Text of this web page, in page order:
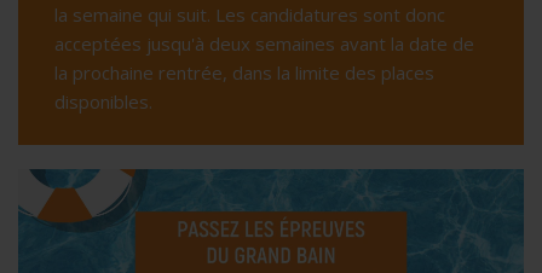
la semaine qui suit. Les candidatures sont donc
acceptées jusqu'à deux semaines avant la date de
la prochaine rentrée, dans la limite des places
disponibles.